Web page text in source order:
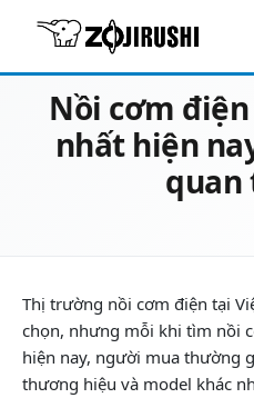
23/05/2026
Nồi cơm
nhất hiện
quan
Thị trường nồi cơm điện tại
chọn, nhưng mỗi khi tìm nồi
hiện nay, người mua thường
thương hiệu và model khác